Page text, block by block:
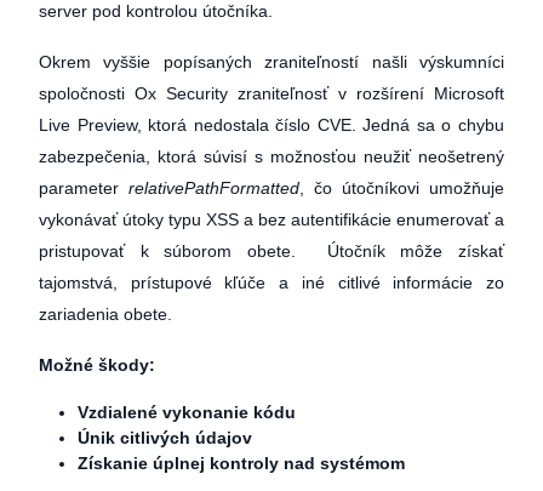
server pod kontrolou útočníka.
Okrem vyššie popísaných zraniteľností našli výskumníci
spoločnosti Ox Security zraniteľnosť v rozšírení Microsoft
Live Preview, ktorá nedostala číslo CVE. Jedná sa o chybu
zabezpečenia, ktorá súvisí s možnosťou neužiť neošetrený
parameter relativePathFormatted , čo útočníkovi umožňuje
vykonávať útoky typu XSS a bez autentifikácie enumerovať a
pristupovať k súborom obete. Útočník môže získať
tajomstvá, prístupové kľúče a iné citlivé informácie zo
zariadenia obete.
Možné škody:
Vzdialené vykonanie kódu
Únik citlivých údajov
Získanie úplnej kontroly nad systémom